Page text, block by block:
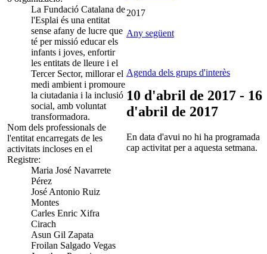
La Fundació Catalana de
l'Esplai és una entitat
sense afany de lucre que
té per missió educar els
infants i joves, enfortir
les entitats de lleure i el
Tercer Sector, millorar el
medi ambient i promoure
la ciutadania i la inclusió
social, amb voluntat
transformadora.
Nom dels professionals de
l'entitat encarregats de les
activitats incloses en el
Registre:
Maria José Navarrete
Pérez
José Antonio Ruiz
Montes
Carles Enric Xifra
Cirach
Asun Gil Zapata
Froilan Salgado Vegas
2017
Any següent
Agenda dels grups d'interès
10 d'abril de 2017 - 16
d'abril de 2017
En data d'avui no hi ha programada
cap activitat per a aquesta setmana.